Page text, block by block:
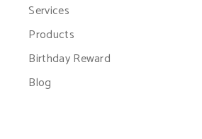
Services
Products
Birthday Reward
Blog